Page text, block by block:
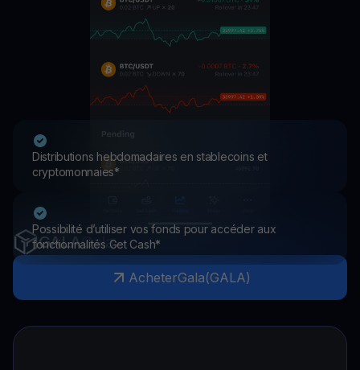
Distributions hebdomadaires en stablecoins et
cryptomonnaies*
Possibilité d’utiliser vos fonds pour accéder aux
fonctionnalités Get Cash*
GALAGala
AcheterGala(GALA)